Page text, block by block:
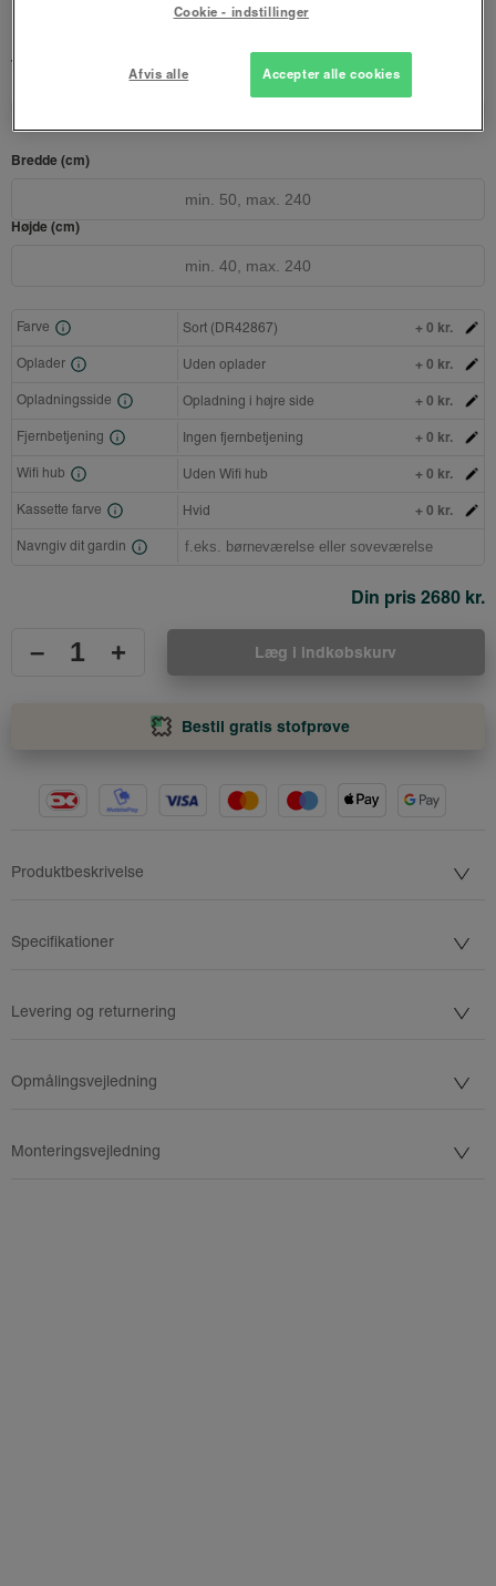
fra Både online og i gardinbussen
Bredde (cm)
Højde (cm)
Farve Sort (DR42867) + 0 kr.
Oplader Uden oplader + 0 kr.
Opladningsside Opladning i højre side + 0 kr.
Fjernbetjening Ingen fjernbetjening + 0 kr.
Wifi hub Uden Wifi hub + 0 kr.
Kassette farve Hvid + 0 kr.
Navngiv dit gardin
Din pris 2680 kr.
– + Læg i indkøbskurv
Bestil gratis stofprøve
Produktbeskrivelse
Specifikationer
Levering og returnering
Opmålingsvejledning
Monteringsvejledning
Cookie - indstillinger
Afvis alle Accepter alle cookies